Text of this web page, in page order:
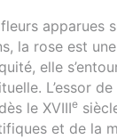
apparues
la rose est
elle
L’essor
le XVIIIe
et de la